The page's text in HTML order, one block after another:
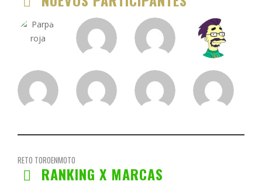
RETO TOROENMOTO
RANKING X MARCAS